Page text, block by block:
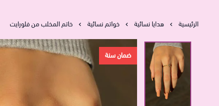
الرئيسية هدايا نسائية خواتم نسائية خاتم المخلب من فلورايت
ضمان سنة